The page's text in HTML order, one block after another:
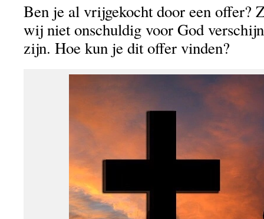
Ben je al vrijgekocht door een offer?
wij niet onschuldig voor God
zijn. Hoe kun je dit offer vinden?